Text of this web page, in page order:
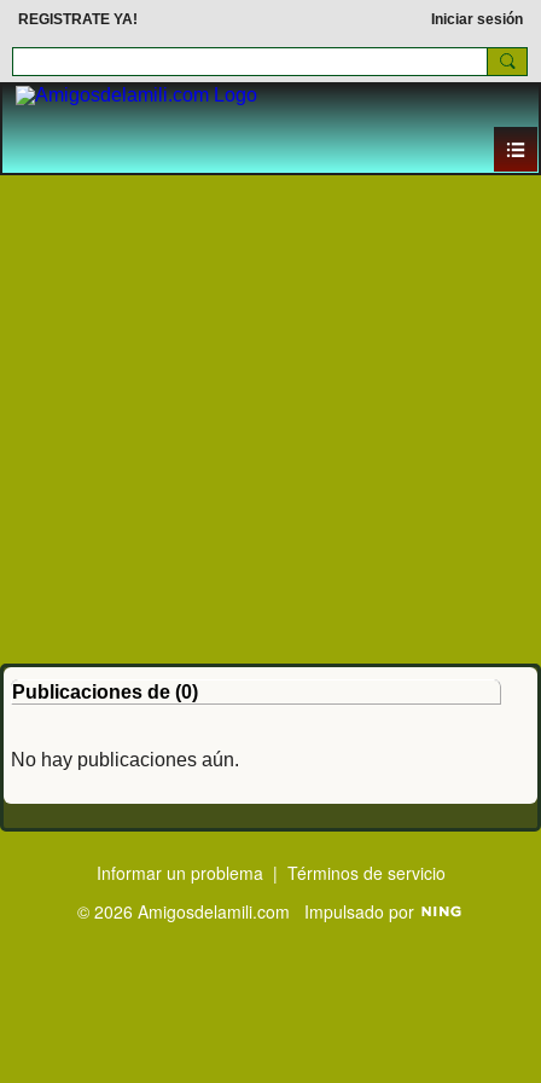
REGISTRATE YA! Iniciar sesión
Publicaciones de (0)
No hay publicaciones aún.
Informar un problema | Términos de servicio
© 2026 Amigosdelamili.com Impulsado por